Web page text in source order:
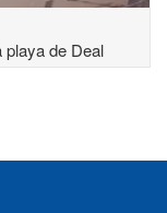
de Deal